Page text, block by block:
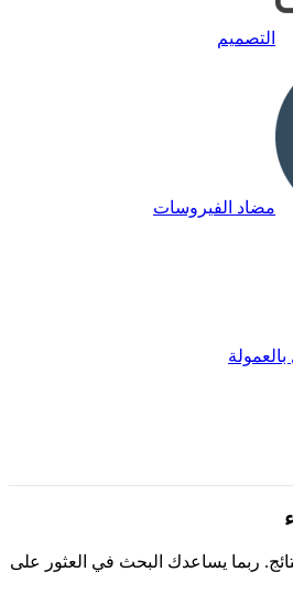
التصميم
مضاد الفيروسات
ربما يساعدك البحث في العثور على